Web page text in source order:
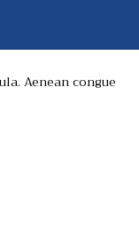
Aenean congue